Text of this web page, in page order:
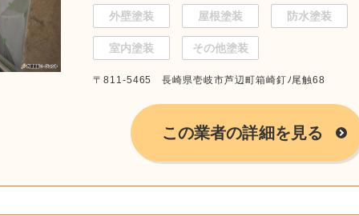
外壁塗装 屋根塗装 防水塗装
室内塗装 その他塗装
〒811-5465 長崎県壱岐市芦辺町箱崎釘ﾉ尾触68
この業者の詳細を見る